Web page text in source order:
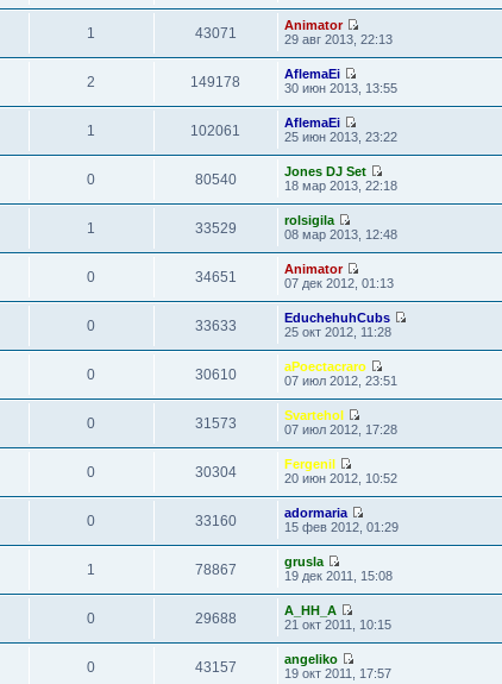
1 43071
Animator
29 авг 2013, 22:13
2 149178
AflemaEi
30 июн 2013, 13:55
1 102061
AflemaEi
25 июн 2013, 23:22
0 80540
Jones DJ Set
18 мар 2013, 22:18
1 33529
rolsigila
08 мар 2013, 12:48
0 34651
Animator
07 дек 2012, 01:13
0 33633
EduchehuhCubs
25 окт 2012, 11:28
0 30610
aPoectacraro
07 июл 2012, 23:51
0 31573
Svartehol
07 июл 2012, 17:28
0 30304
Fergenil
20 июн 2012, 10:52
0 33160
adormaria
15 фев 2012, 01:29
1 78867
grusla
19 дек 2011, 15:08
0 29688
A_HH_A
21 окт 2011, 10:15
0 43157
angeliko
19 окт 2011, 17:57